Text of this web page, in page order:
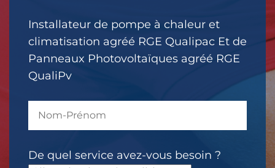
Il
a
été
envoyé.
Installateur de pompe à chaleur et
climatisation agréé RGE Qualipac Et de
Panneaux Photovoltaïques agréé RGE
QualiPv
De quel service avez-vous besoin ?